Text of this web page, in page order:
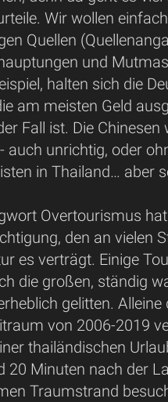
Wir wollen
Quellen
und
halten sich die
am meisten Geld
Fall ist. Die
auch unrichtig, oder
in Thailand… aber
Overtourismus
den an vielen
es verträgt. Einige
die großen, ständig
gelitten.
von 2006-2019
thailändischen
20 Minuten nach der
Traumstrand